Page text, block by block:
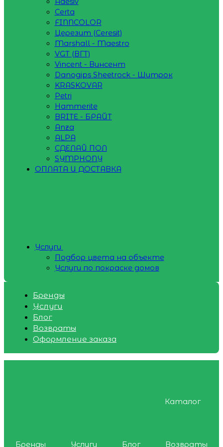
Certa
FINNCOLOR
Церезит (Ceresit)
Marshall - Maestro
VGT (ВГТ)
Vincent - Винсент
Danogips Sheetrock - Шитрок
KRASKOVAR
Petri
Hammerite
BRITE - БРАЙТ
Anza
ALPA
СДЕЛАЙ ПОЛ
SYMPHONY
ОПЛАТА И ДОСТАВКА
Услуги
Подбор цвета на объекте
Услуги по покраске домов
Бренды
Услуги
Блог
Возвраты
Оформление заказа
Каталог
Бренды Услуги Блог
Возвраты